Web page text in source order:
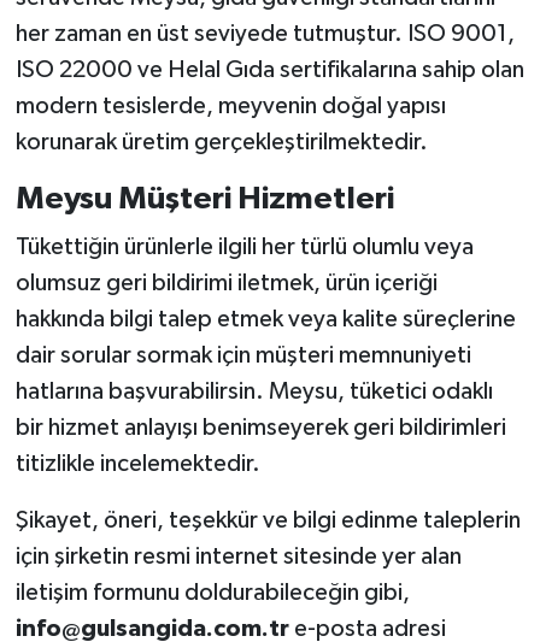
her zaman en üst seviyede tutmuştur. ISO 9001,
ISO 22000 ve Helal Gıda sertifikalarına sahip olan
modern tesislerde, meyvenin doğal yapısı
korunarak üretim gerçekleştirilmektedir.
Meysu Müşteri Hizmetleri
Tükettiğin ürünlerle ilgili her türlü olumlu veya
olumsuz geri bildirimi iletmek, ürün içeriği
hakkında bilgi talep etmek veya kalite süreçlerine
dair sorular sormak için müşteri memnuniyeti
hatlarına başvurabilirsin. Meysu, tüketici odaklı
bir hizmet anlayışı benimseyerek geri bildirimleri
titizlikle incelemektedir.
Şikayet, öneri, teşekkür ve bilgi edinme taleplerin
için şirketin resmi internet sitesinde yer alan
iletişim formunu doldurabileceğin gibi,
info@gulsangida.com.tre-posta adresi